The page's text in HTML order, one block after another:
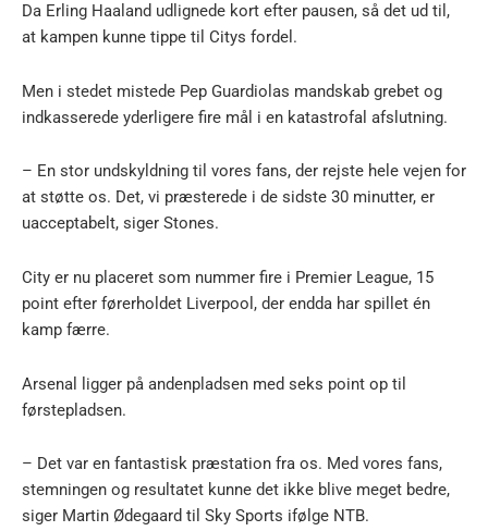
Da Erling Haaland udlignede kort efter pausen, så det ud til,
at kampen kunne tippe til Citys fordel.
Men i stedet mistede Pep Guardiolas mandskab grebet og
indkasserede yderligere fire mål i en katastrofal afslutning.
– En stor undskyldning til vores fans, der rejste hele vejen for
at støtte os. Det, vi præsterede i de sidste 30 minutter, er
uacceptabelt, siger Stones.
City er nu placeret som nummer fire i Premier League, 15
point efter førerholdet Liverpool, der endda har spillet én
kamp færre.
Arsenal ligger på andenpladsen med seks point op til
førstepladsen.
– Det var en fantastisk præstation fra os. Med vores fans,
stemningen og resultatet kunne det ikke blive meget bedre,
siger Martin Ødegaard til Sky Sports ifølge NTB.